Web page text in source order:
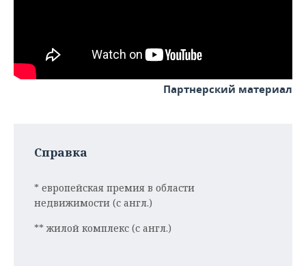
Партнерский материал
Справка
* европейская премия в области
недвижимости (с англ.)
** жилой комплекс (с англ.)